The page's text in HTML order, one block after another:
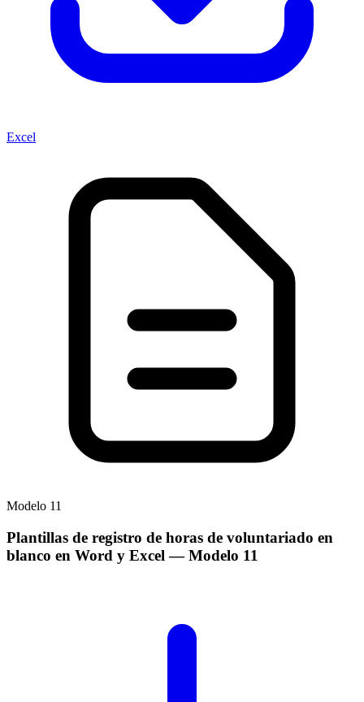
Excel
Modelo 11
Plantillas de registro de horas de voluntariado en
blanco en Word y Excel — Modelo 11